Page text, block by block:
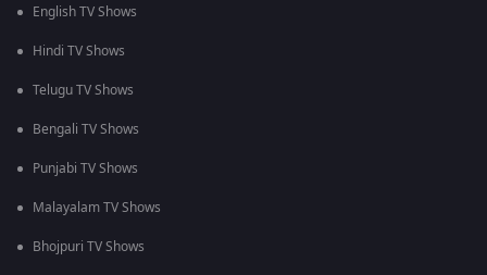
English TV Shows
Hindi TV Shows
Telugu TV Shows
Bengali TV Shows
Punjabi TV Shows
Malayalam TV Shows
Bhojpuri TV Shows